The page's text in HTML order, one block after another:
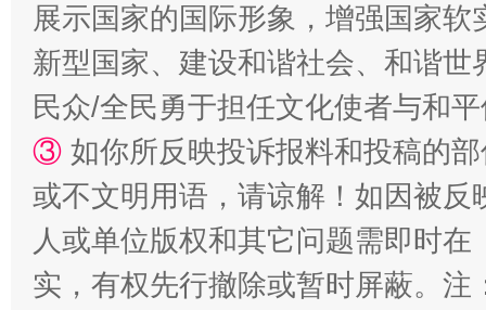
漫山遍野的桃花与雪山、麦地、白藏房 除
展示国家的国际形象，增强国家
新型国家、建设和谐社会、和谐
民众/全民勇于担任文化使者与和
③ 如你所反映投诉报料和投稿的
或不文明用语，请谅解！如因被
人或单位版权和其它问题需即时在
实，有权先行撤除或暂时屏蔽。